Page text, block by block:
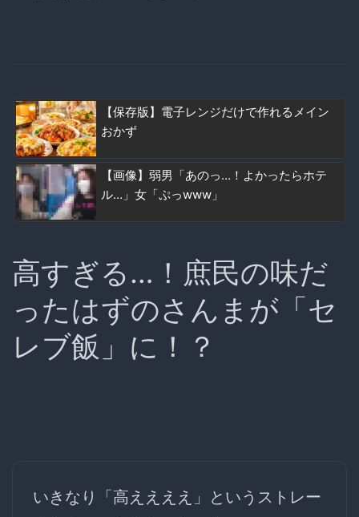
【保存版】電子レンジだけで作れるメイン
おかず
【画像】弱男「あのっ…！よかったらホテ
ル…」女「ぷっwww」
高すぎる…！庶民の味だ
ったはずのさんまが「セ
レブ飯」に！？
いきなり 「高ええええ」
というストレー